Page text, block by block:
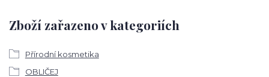
Zboží zařazeno v kategoriích
Přírodní kosmetika
OBLIČEJ